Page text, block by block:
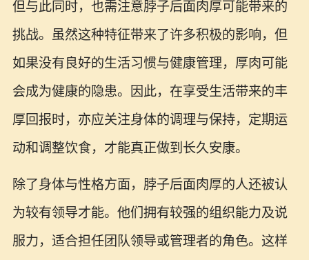
但与此同时，也需注意脖子后面肉厚可能带来的
挑战。虽然这种特征带来了许多积极的影响，但
如果没有良好的生活习惯与健康管理，厚肉可能
会成为健康的隐患。因此，在享受生活带来的丰
厚回报时，亦应关注身体的调理与保持，定期运
动和调整饮食，才能真正做到长久安康。
除了身体与性格方面，脖子后面肉厚的人还被认
为较有领导才能。他们拥有较强的组织能力及说
服力，适合担任团队领导或管理者的角色。这样